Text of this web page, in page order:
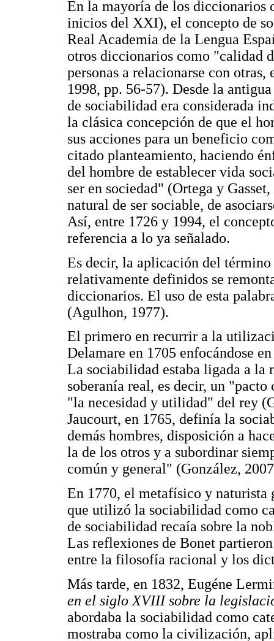
En la mayoría de los diccionarios
inicios del XXI), el concepto de
Real Academia de la Lengua
otros diccionarios como "calidad
personas a relacionarse con
1998, pp. 56-57). Desde la
de sociabilidad era considerada
la clásica concepción de que el
sus acciones para un beneficio
citado planteamiento, haciendo
del hombre de establecer vida
ser en sociedad" (Ortega y
natural de ser sociable, de
Así, entre 1726 y 1994, el
referencia a lo ya señalado.
Es decir, la aplicación del
relativamente definidos se
diccionarios. El uso de esta
(Agulhon, 1977).
El primero en recurrir a la
Delamare en 1705 enfocándose
La sociabilidad estaba ligada a la
soberanía real, es decir, un
"la necesidad y utilidad" del rey
Jaucourt, en 1765, definía la
demás hombres, disposición a
la de los otros y a subordinar
común y general" (González,
En 1770, el metafísico y
que utilizó la sociabilidad como
de sociabilidad recaía sobre la
Las reflexiones de Bonet
entre la filosofía racional y los
Más tarde, en 1832, Eugéne
en el siglo XVIIIsobre la
abordaba la sociabilidad como
mostraba como la civilización,